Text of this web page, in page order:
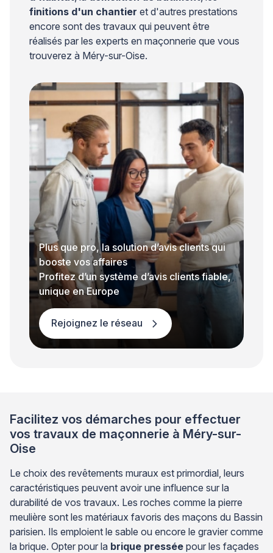
finitions d'un chantier et d'autres prestations
encore sont des travaux qui peuvent être
réalisés par les experts en maçonnerie que vous
trouverez à Méry-sur-Oise.
Plus que pro, la solution d’avis clients qui
booste vos affaires
Profitez d’un système d’avis clients fiable,
unique en Europe
Rejoignez le réseau
Facilitez vos démarches pour effectuer
vos travaux de maçonnerie à Méry-sur-
Oise
Le choix des revêtements muraux est primordial, leurs
caractéristiques peuvent avoir une influence sur la
durabilité de vos travaux. Les roches comme la pierre
meulière sont les matériaux favoris des maçons du Bassin
parisien. Ils emploient le sable ou encore le gravier comme
la brique. Opter pour la brique pressée pour les façades